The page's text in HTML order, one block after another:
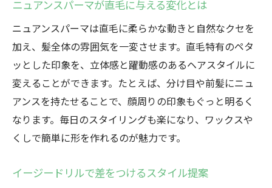
ニュアンスパーマが直毛に与える変化とは
ニュアンスパーマは直毛に柔らかな動きと自然なクセを
加え、髪全体の雰囲気を一変させます。直毛特有のペタ
ッとした印象を、立体感と躍動感のあるヘアスタイルに
変えることができます。たとえば、分け目や前髪にニュ
アンスを持たせることで、顔周りの印象もぐっと明るく
なります。毎日のスタイリングも楽になり、ワックスや
くしで簡単に形を作れるのが魅力です。
イージードリルで差をつけるスタイル提案